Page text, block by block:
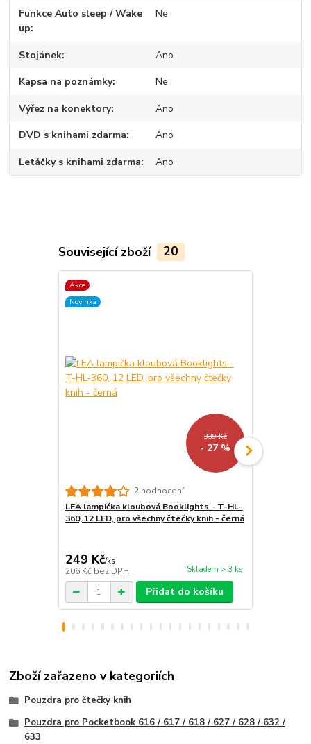
Funkce Auto sleep / Wake
up
Ne
Stojánek Ano
Kapsa na poznámky Ne
Výřez na konektory Ano
DVD s knihami zdarma Ano
Letáčky s knihami zdarma Ano
Související zboží 20
Akce
Novinka
339 Kč
- 27 %
2 hodnocení
LEA lampička kloubová Booklights - T-HL-
360, 12 LED, pro všechny čtečky knih - černá
249 Kč/ks
206 Kč bez DPH Skladem > 3 ks
Přidat do košíku
Zboží zařazeno v kategoriích
Pouzdra pro čtečky knih
Pouzdra pro Pocketbook 616 / 617 / 618 / 627 / 628 / 632 /
633